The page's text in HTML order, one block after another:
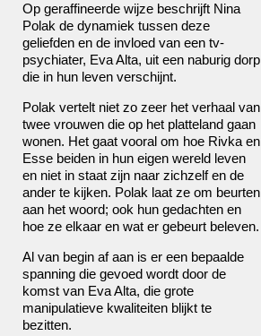
Op geraffineerde wijze beschrijft Nina
Polak de dynamiek tussen deze
geliefden en de invloed van een tv-
psychiater, Eva Alta, uit een naburig dorp
die in hun leven verschijnt.
Polak vertelt niet zo zeer het verhaal van
twee vrouwen die op het platteland gaan
wonen. Het gaat vooral om hoe Rivka en
Esse beiden in hun eigen wereld leven
en niet in staat zijn naar zichzelf en de
ander te kijken. Polak laat ze om beurten
aan het woord; ook hun gedachten en
hoe ze elkaar en wat er gebeurt beleven.
Al van begin af aan is er een bepaalde
spanning die gevoed wordt door de
komst van Eva Alta, die grote
manipulatieve kwaliteiten blijkt te
bezitten.